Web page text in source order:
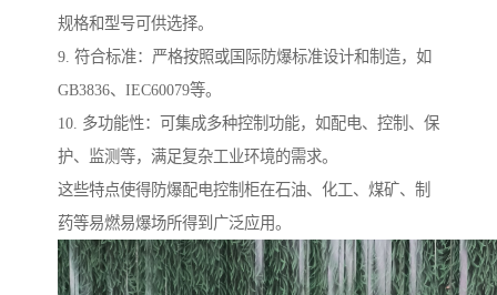
规格和型号可供选择。
9. 符合标准：严格按照或国际防爆标准设计和制造，如
GB3836、IEC60079等。
10. 多功能性：可集成多种控制功能，如配电、控制、保
护、监测等，满足复杂工业环境的需求。
这些特点使得防爆配电控制柜在石油、化工、煤矿、制
药等易燃易爆场所得到广泛应用。